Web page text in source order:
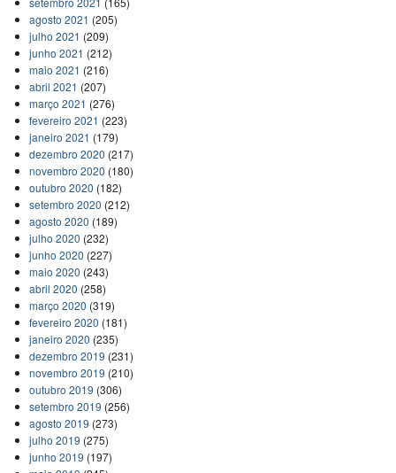
agosto 2021 (205)
julho 2021 (209)
junho 2021 (212)
maio 2021 (216)
abril 2021 (207)
março 2021 (276)
fevereiro 2021 (223)
janeiro 2021 (179)
dezembro 2020 (217)
novembro 2020 (180)
outubro 2020 (182)
setembro 2020 (212)
agosto 2020 (189)
julho 2020 (232)
junho 2020 (227)
maio 2020 (243)
abril 2020 (258)
março 2020 (319)
fevereiro 2020 (181)
janeiro 2020 (235)
dezembro 2019 (231)
novembro 2019 (210)
outubro 2019 (306)
setembro 2019 (256)
agosto 2019 (273)
julho 2019 (275)
junho 2019 (197)